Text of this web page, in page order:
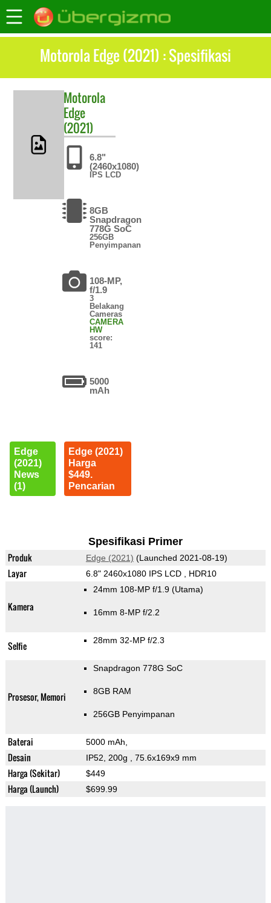
Motorola Edge (2021) : Spesifikasi
Motorola
Edge
(2021)
6.8"
(2460x1080)
IPS LCD
8GB
Snapdragon
778G SoC
256GB
Penyimpanan
108-MP,
f/1.9
3
Belakang
Cameras
CAMERA
HW
score:
141
5000
mAh
Edge
(2021)
News
(1)
Edge (2021)
Harga
$449.
Pencarian
Spesifikasi Primer
Produk Edge (2021) (Launched 2021-08-19)
Layar 6.8" 2460x1080 IPS LCD , HDR10
Kamera
24mm 108-MP f/1.9 (Utama)
16mm 8-MP f/2.2
Selfie 28mm 32-MP f/2.3
Prosesor, Memori
Snapdragon 778G SoC
8GB RAM
256GB Penyimpanan
Baterai 5000 mAh,
Desain IP52, 200g , 75.6x169x9 mm
Harga (Sekitar) $449
Harga (Launch) $699.99